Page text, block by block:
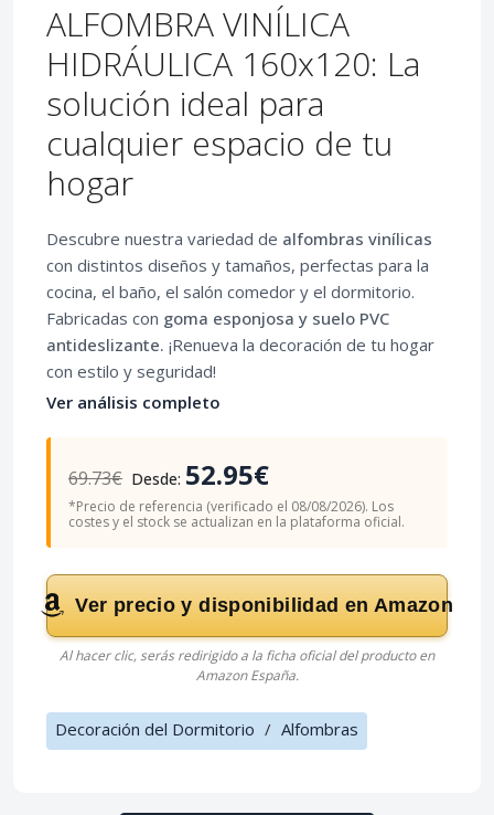
ALFOMBRA VINÍLICA
HIDRÁULICA 160x120: La
solución ideal para
cualquier espacio de tu
hogar
Descubre nuestra variedad de alfombras vinílicas
con distintos diseños y tamaños, perfectas para la
cocina, el baño, el salón comedor y el dormitorio.
Fabricadas con goma esponjosa y suelo PVC
antideslizante. ¡Renueva la decoración de tu hogar
con estilo y seguridad!
Ver análisis completo
69.73€ Desde: 52.95€
*Precio de referencia (verificado el 08/08/2026). Los
costes y el stock se actualizan en la plataforma oficial.
Ver precio y disponibilidad en Amazon
Al hacer clic, serás redirigido a la ficha oficial del producto en
Amazon España.
Decoración del Dormitorio / Alfombras